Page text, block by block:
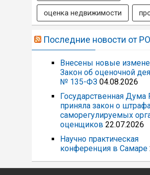
оценка недвижимости
Последние новости от
Внесены новые
Закон об оценочной
№ 135-ФЗ 04.08.2026
Государственная
приняла закон о
саморегулируемых
оценщиков 22.07.2026
Научно практическая
конференция в Самаре